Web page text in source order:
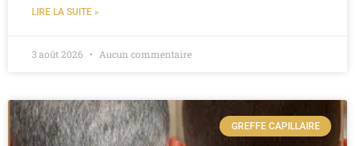
LIRE LA SUITE »
3 août 2026 Aucun commentaire
GREFFE CAPILLAIRE